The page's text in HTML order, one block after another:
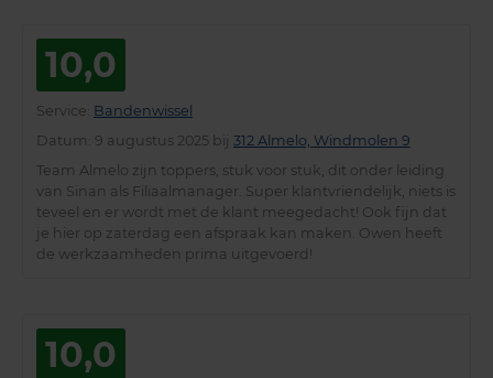
10,0
Service Bandenwissel
Datum : 9 augustus 2025 bij 312 Almelo, Windmolen 9
Team Almelo zijn toppers, stuk voor stuk, dit onder leiding
van Sinan als Filiaalmanager. Super klantvriendelijk, niets is
teveel en er wordt met de klant meegedacht! Ook fijn dat
je hier op zaterdag een afspraak kan maken. Owen heeft
de werkzaamheden prima uitgevoerd!
10,0